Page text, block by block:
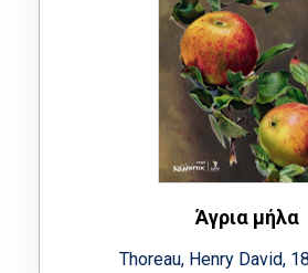
Άγρια μήλα
Thoreau, Henry David,